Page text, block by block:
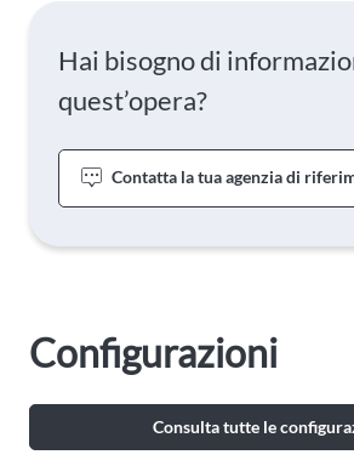
Hai bisogno di
quest’opera?
Contatta la tua agenzia di
Configurazioni
Consulta tutte le